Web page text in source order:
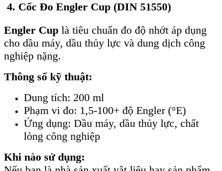
4. Cốc Đo Engler Cup (DIN 51550)
Engler Cup là tiêu chuẩn đo độ nhớt áp dụng
cho dầu máy, dầu thủy lực và dung dịch công
nghiệp nặng.
Thông số kỹ thuật:
Dung tích: 200 ml
Phạm vi đo: 1,5-100+ độ Engler (°E)
Ứng dụng: Dầu máy, dầu thủy lực, chất
lỏng công nghiệp
Khi nào sử dụng: